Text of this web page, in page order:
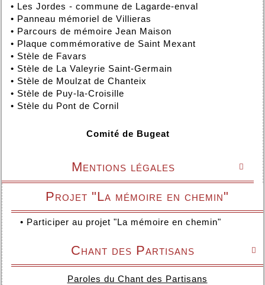
• Les Jordes - commune de Lagarde-enval
• Panneau mémoriel de Villieras
• Parcours de mémoire Jean Maison
• Plaque commémorative de Saint Mexant
• Stèle de Favars
• Stèle de La Valeyrie Saint-Germain
• Stèle de Moulzat de Chanteix
• Stèle de Puy-la-Croisille
• Stèle du Pont de Cornil
Comité de Bugeat

Mentions légales
Projet "La mémoire en chemin"
• Participer au projet "La mémoire en chemin"

Chant des Partisans
Paroles du Chant des Partisans